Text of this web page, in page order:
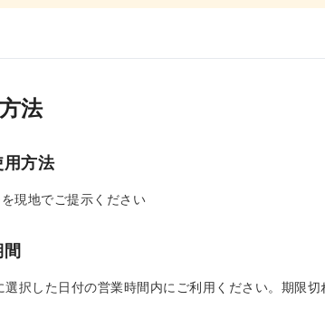
法
用方法
現地でご提示ください
選択した日付の営業時間内にご利用ください。期限切